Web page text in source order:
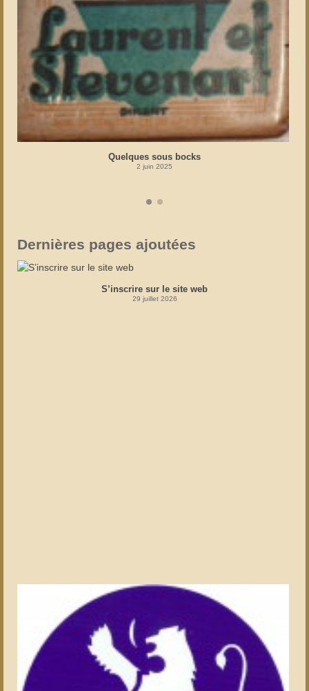
Quelques sous bocks
2 juin 2025
Dernières pages ajoutées
S’inscrire sur le site web
29 juillet 2026